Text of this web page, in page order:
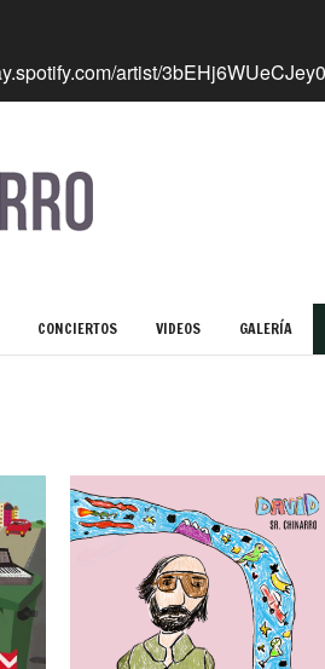
CONCIERTOS VIDEOS GALERÍA